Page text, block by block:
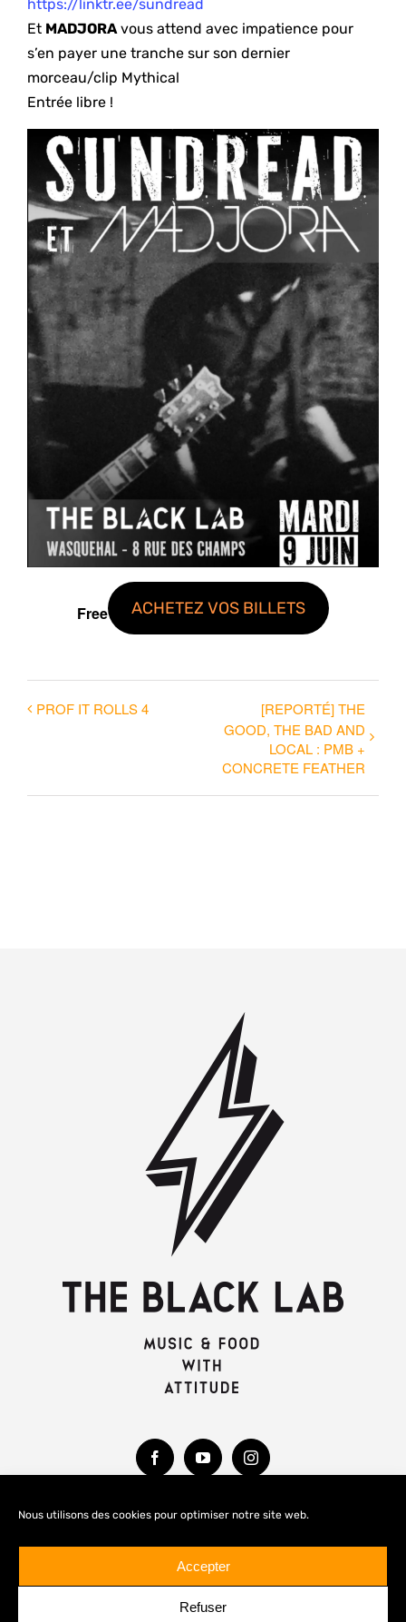
Nous utilisons des cookies pour optimiser notre site web.
Accepter
Refuser
https://linktr.ee/sundread
Et MADJORAvous attend avec impatience pour
s’en payer une tranche sur son dernier
morceau/clip Mythical
Entrée libre !
Free ACHETEZ VOS BILLETS
PROF IT ROLLS 4
[REPORTÉ] THE
GOOD, THE BAD AND
LOCAL : PMB +
CONCRETE FEATHER
MENTIONS LÉGALES